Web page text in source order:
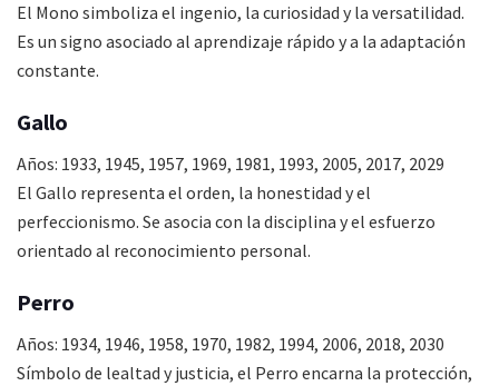
El Mono simboliza el ingenio, la curiosidad y la versatilidad.
Es un signo asociado al aprendizaje rápido y a la adaptación
constante.
Gallo
Años: 1933, 1945, 1957, 1969, 1981, 1993, 2005, 2017, 2029
El Gallo representa el orden, la honestidad y el
perfeccionismo. Se asocia con la disciplina y el esfuerzo
orientado al reconocimiento personal.
Perro
Años: 1934, 1946, 1958, 1970, 1982, 1994, 2006, 2018, 2030
Símbolo de lealtad y justicia, el Perro encarna la protección,